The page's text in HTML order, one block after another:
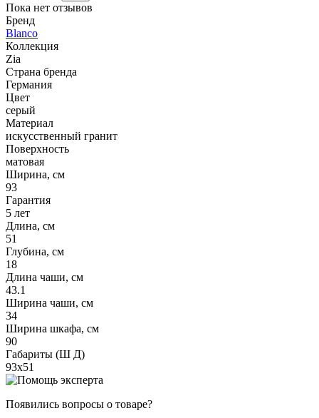
Пока нет отзывов
Бренд
Blanco
Коллекция
Zia
Страна бренда
Германия
Цвет
серый
Материал
искусственный гранит
Поверхность
матовая
Ширина, см
93
Гарантия
5 лет
Длина, см
51
Глубина, см
18
Длина чаши, см
43.1
Ширина чаши, см
34
Ширина шкафа, см
90
Габариты (Ш Д)
93х51
Появились вопросы о товаре?